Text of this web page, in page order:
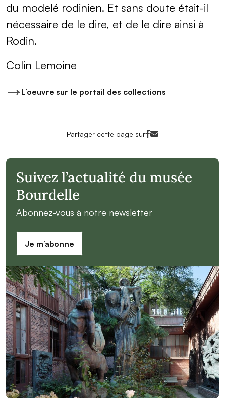
du modelé rodinien. Et sans doute était-il
nécessaire de le dire, et de le dire ainsi à
Rodin.
Colin Lemoine
L’oeuvre sur le portail des collections
Partager cette page surFacebook<
Mail<
Suivez l’actualité du musée
Bourdelle
Abonnez-vous à notre newsletter
Je m’abonne